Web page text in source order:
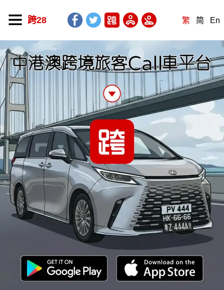
跨28 繁 简 En